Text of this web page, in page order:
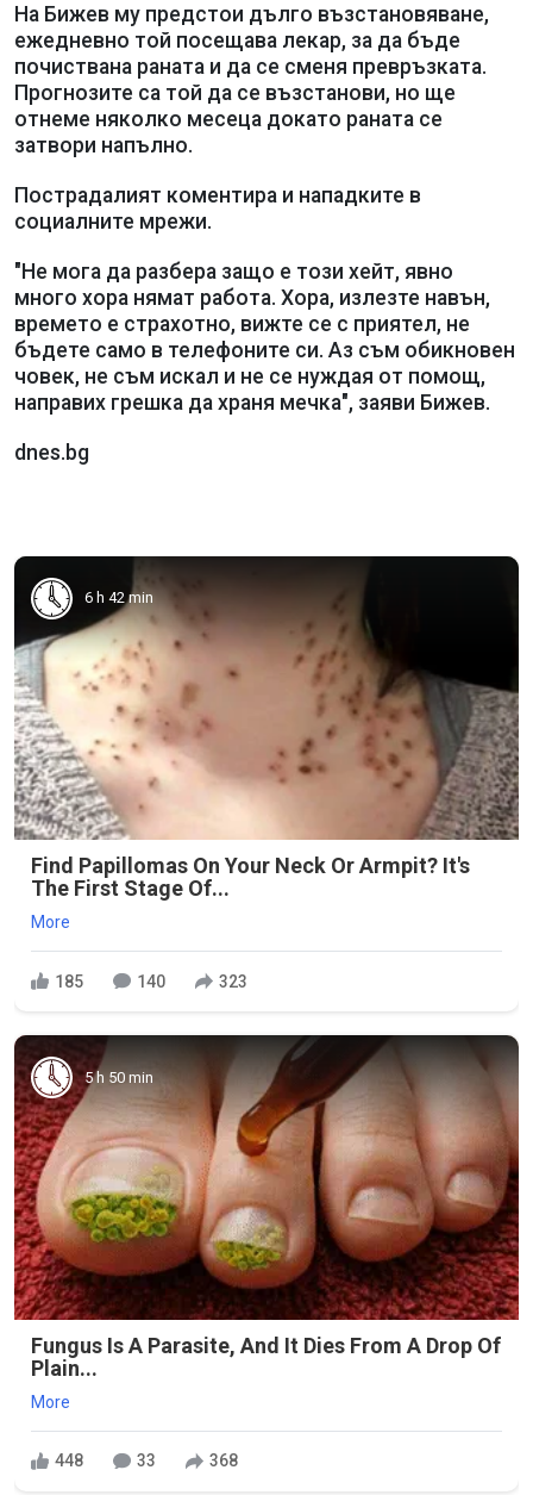
На Бижев му предстои дълго възстановяване,
ежедневно той посещава лекар, за да бъде
почиствана раната и да се сменя превръзката.
Прогнозите са той да се възстанови, но ще
отнеме няколко месеца докато раната се
затвори напълно.
Пострадалият коментира и нападките в
социалните мрежи.
"Не мога да разбера защо е този хейт, явно
много хора нямат работа. Хора, излезте навън,
времето е страхотно, вижте се с приятел, не
бъдете само в телефоните си. Аз съм обикновен
човек, не съм искал и не се нуждая от помощ,
направих грешка да храня мечка", заяви Бижев.
dnes.bg
6 h 42 min
Find Papillomas On Your Neck Or Armpit? It's
The First Stage Of...
More
185 140 323
5 h 50 min
Fungus Is A Parasite, And It Dies From A Drop Of
Plain...
More
448 33 368